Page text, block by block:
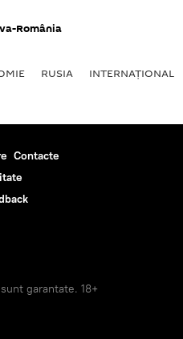
România
RUSIA INTERNAŢIONAL
Contacte
garantate. 18+